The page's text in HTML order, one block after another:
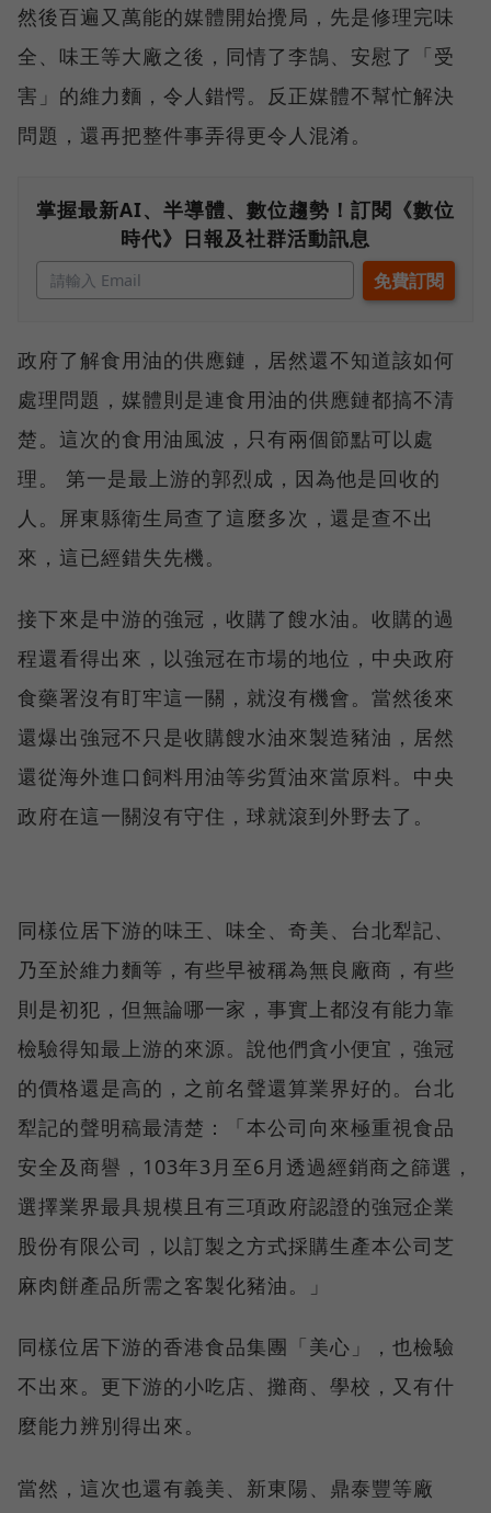
然後百遍又萬能的媒體開始攪局，先是修理完味
全、味王等大廠之後，同情了李鵠、安慰了「受
害」的維力麵，令人錯愕。反正媒體不幫忙解決
問題，還再把整件事弄得更令人混淆。
掌握最新AI、半導體、數位趨勢！訂閱《數位
時代》日報及社群活動訊息
政府了解食用油的供應鏈，居然還不知道該如何
處理問題，媒體則是連食用油的供應鏈都搞不清
楚。這次的食用油風波，只有兩個節點可以處
理。 第一是最上游的郭烈成，因為他是回收的
人。屏東縣衛生局查了這麼多次，還是查不出
來，這已經錯失先機。
接下來是中游的強冠，收購了餿水油。收購的過
程還看得出來，以強冠在市場的地位，中央政府
食藥署沒有盯牢這一關，就沒有機會。當然後來
還爆出強冠不只是收購餿水油來製造豬油，居然
還從海外進口飼料用油等劣質油來當原料。中央
政府在這一關沒有守住，球就滾到外野去了。
同樣位居下游的味王、味全、奇美、台北犁記、
乃至於維力麵等，有些早被稱為無良廠商，有些
則是初犯，但無論哪一家，事實上都沒有能力靠
檢驗得知最上游的來源。說他們貪小便宜，強冠
的價格還是高的，之前名聲還算業界好的。台北
犁記的聲明稿最清楚：「本公司向來極重視食品
安全及商譽，103年3月至6月透過經銷商之篩選，
選擇業界最具規模且有三項政府認證的強冠企業
股份有限公司，以訂製之方式採購生產本公司芝
麻肉餅產品所需之客製化豬油。」
同樣位居下游的香港食品集團「美心」，也檢驗
不出來。更下游的小吃店、攤商、學校，又有什
麼能力辨別得出來。
當然，這次也還有義美、新東陽、鼎泰豐等廠